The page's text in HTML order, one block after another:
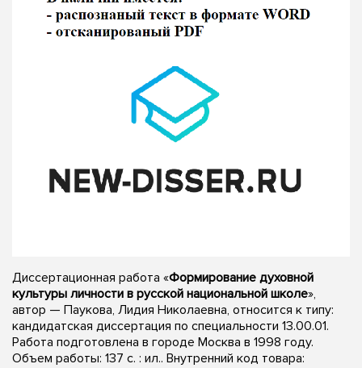
Диссертационная работа «Формирование духовной
культуры личности в русской национальной школе»,
автор — Паукова, Лидия Николаевна, относится к типу:
кандидатская диссертация по специальности 13.00.01.
Работа подготовлена в городе Москва в 1998 году.
Объем работы: 137 с. : ил.. Внутренний код товара: